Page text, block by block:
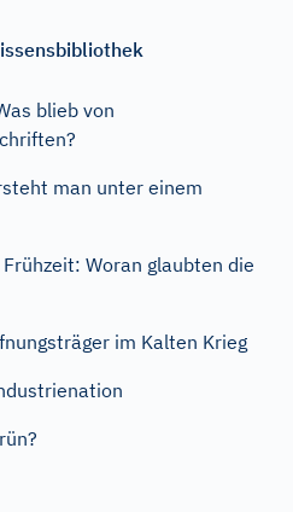
blieb von
man unter einem
Woran glaubten die
im Kalten Krieg